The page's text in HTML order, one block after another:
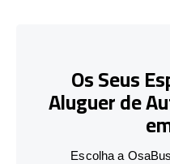
Os Seus
Aluguer de
Escolha a